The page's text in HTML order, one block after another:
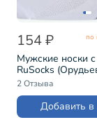
154 ₽ по
Мужские носки с
RuSocks
трикотаж)
(М-2211)
2 Отзыва
Добавить в